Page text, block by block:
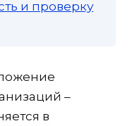
и проверку
–
в